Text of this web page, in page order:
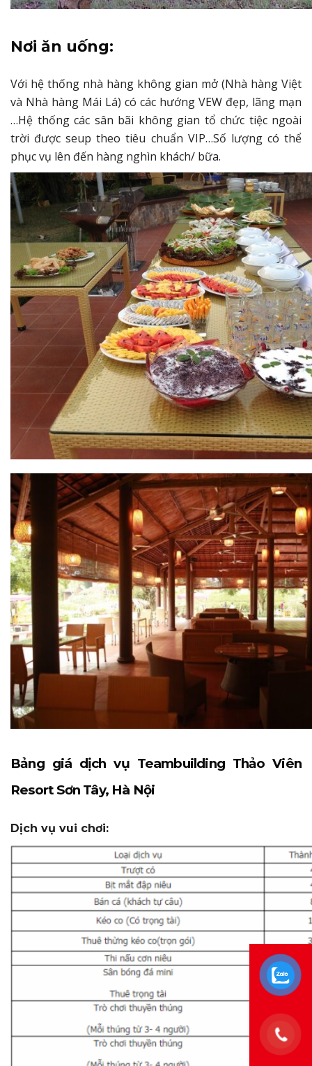
Nơi ăn uống:
Với hệ thống nhà hàng không gian mở (Nhà hàng Việt
và Nhà hàng Mái Lá) có các hướng VEW đẹp, lãng mạn
…Hệ thống các sân bãi không gian tổ chức tiệc ngoài
trời được seup theo tiêu chuẩn VIP…Số lượng có thể
phục vụ lên đến hàng nghìn khách/ bữa.
Bảng giá dịch vụ Teambuilding Thảo Viên
Resort Sơn Tây, Hà Nội
Dịch vụ vui chơi: